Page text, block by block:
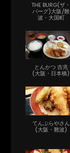
THE BURG(ザ・
バーグ)大阪/難
波・大国町
とんかつ 吉兆
(大阪・日本橋)
てんぷらやさん
(大阪・難波)